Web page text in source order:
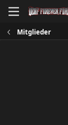
Mitglieder